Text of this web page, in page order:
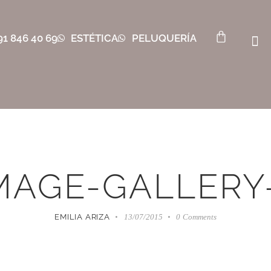
846 40 69 ESTÉTICA PELUQUERÍA
EMILIA ARIZA 13/07/2015 0 Comments